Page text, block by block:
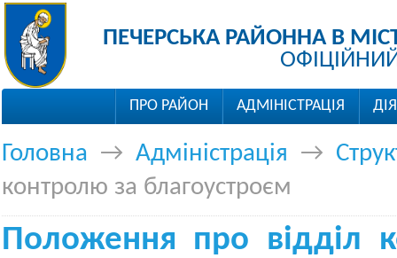
ПЕЧЕРСЬКА РАЙОННА В
ПРО РАЙОН АДМІНІСТРАЦІЯ
Головна → Адміністрація →
контролю за благоустроєм
Положення про відділ